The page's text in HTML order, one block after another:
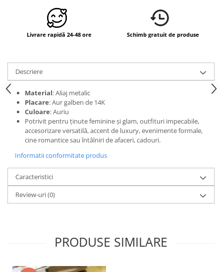
Livrare rapidă 24-48 ore Schimb gratuit de produse
Descriere
Material: Aliaj metalic
Placare: Aur galben de 14K
Culoare: Auriu
Potrivit pentru ținute feminine și glam, outfituri impecabile,
accesorizare versatilă, accent de luxury, evenimente formale,
cine romantice sau întâlniri de afaceri, cadouri.
Informatii conformitate produs
Caracteristici
Review-uri(0)
PRODUSE SIMILARE